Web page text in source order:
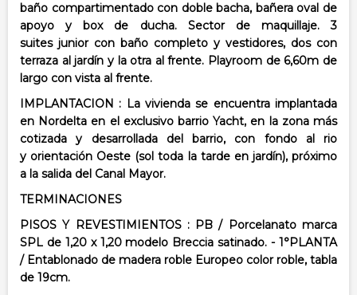
baño compartimentado con doble bacha, bañera oval de
apoyo y box de ducha. Sector de maquillaje. 3
suites junior con baño completo y vestidores, dos con
terraza al jardín y la otra al frente. Playroom de 6,60m de
largo con vista al frente.
IMPLANTACION : La vivienda se encuentra implantada
en Nordelta en el exclusivo barrio Yacht, en la zona más
cotizada y desarrollada del barrio, con fondo al rio
y orientación Oeste (sol toda la tarde en jardín), próximo
a la salida del Canal Mayor.
TERMINACIONES
PISOS Y REVESTIMIENTOS : PB / Porcelanato marca
SPL de 1,20 x 1,20 modelo Breccia satinado. - 1°PLANTA
/ Entablonado de madera roble Europeo color roble, tabla
de 19cm.